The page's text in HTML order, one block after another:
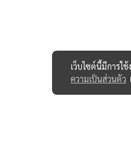
เว็บไซต์นี้มีการใ
ความเป็นส่วนตัว